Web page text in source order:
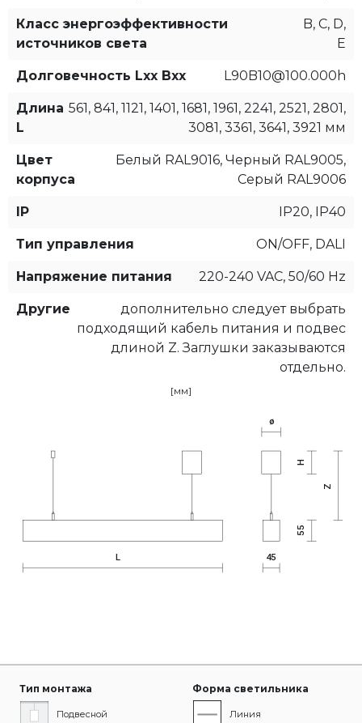
Класс энергоэффективности
источников света
B, C, D,
E
Долговечность Lxx Bxx L90B10@100.000h
Длина
L
561, 841, 1121, 1401, 1681, 1961, 2241, 2521, 2801,
3081, 3361, 3641, 3921 мм
Цвет
корпуса
Белый RAL9016, Черный RAL9005,
Серый RAL9006
IP IP20, IP40
Тип управления ON/OFF, DALI
Напряжение питания 220-240 VAC, 50/60 Hz
Другие
дополнительно следует выбрать
подходящий кабель питания и подвес
длиной Z. Заглушки заказываются
отдельно.
[мм]
Тип монтажа
Подвесной
Форма светильника
Линия